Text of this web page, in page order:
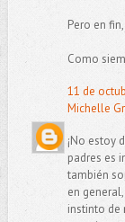
Pero en
Como
11 de
Michelle
¡No estoy
padres es
también
en
instinto de